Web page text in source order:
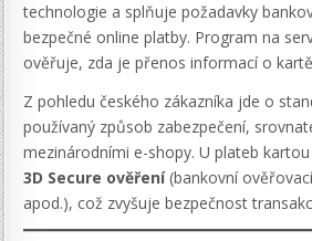
technologie a splňuje požadavky
bezpečné online platby. Program na
ověřuje, zda je přenos informací o
Z pohledu českého zákazníka jde o
používaný způsob zabezpečení,
mezinárodními e-shopy. U plateb
3D Secure ověření(bankovní
apod.), což zvyšuje bezpečnost